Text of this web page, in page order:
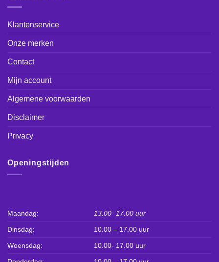
Klantenservice
Onze merken
Contact
Mijn account
Algemene voorwaarden
Disclaimer
Privacy
Openingstijden
Maandag: 13.00- 17.00 uur
Dinsdag: 10.00 – 17.00 uur
Woensdag: 10.00- 17.00 uur